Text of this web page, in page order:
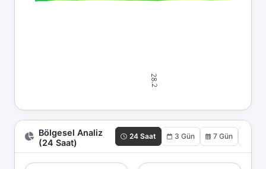
Bölgesel Analiz
(24 Saat)
24 Saat 3 Gün 7 Gün